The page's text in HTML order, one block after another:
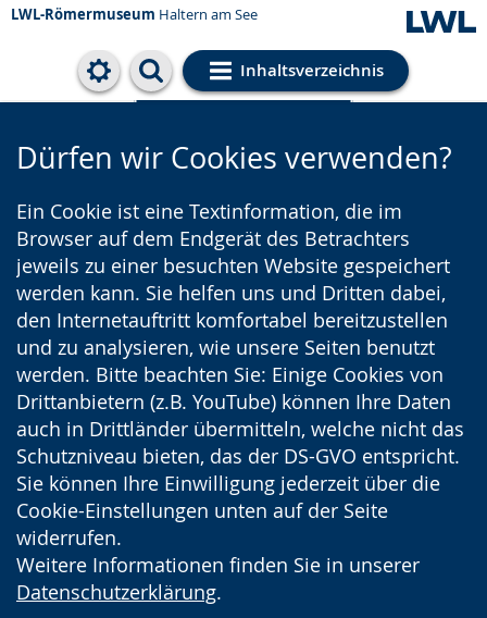
LWL-Römermuseum Haltern am See
Inhaltsverzeichnis
Cookie-Einstellungen
Dürfen wir Cookies verwenden?
Ein Cookie ist eine Textinformation, die im
Browser auf dem Endgerät des Betrachters
jeweils zu einer besuchten Website gespeichert
werden kann. Sie helfen uns und Dritten dabei,
den Internetauftritt komfortabel bereitzustellen
und zu analysieren, wie unsere Seiten benutzt
werden. Bitte beachten Sie: Einige Cookies von
Drittanbietern (z.B. YouTube) können Ihre Daten
auch in Drittländer übermitteln, welche nicht das
Schutzniveau bieten, das der DS-GVO entspricht.
Sie können Ihre Einwilligung jederzeit über die
Cookie-Einstellungen unten auf der Seite
widerrufen.
Weitere Informationen finden Sie in unserer
Datenschutzerklärung.